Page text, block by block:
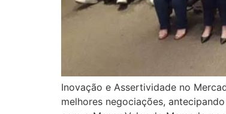
Inovação e Assertividade no
melhores negociações,